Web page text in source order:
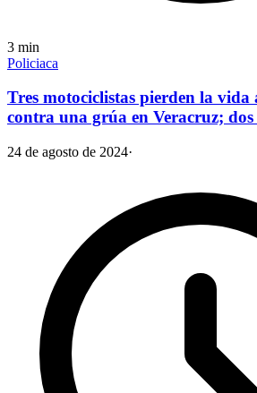
3 min
Policiaca
Tres motociclistas pierden la vida
contra una grúa en Veracruz;
24 de agosto de 2024·